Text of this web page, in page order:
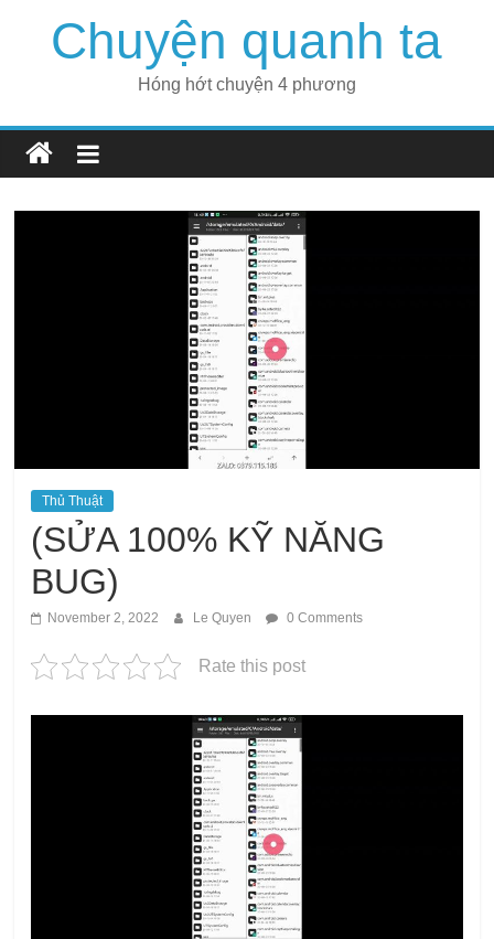
Chuyện quanh ta
Hóng hớt chuyện 4 phương
Thủ Thuật
(SỬA 100% KỸ NĂNG
BUG)
November 2, 2022 Le Quyen 0 Comments
Rate this post